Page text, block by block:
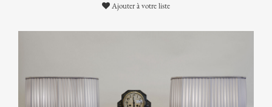
Ajouter à votre liste